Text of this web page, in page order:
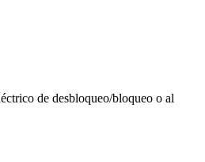
de desbloqueo/bloqueo o al